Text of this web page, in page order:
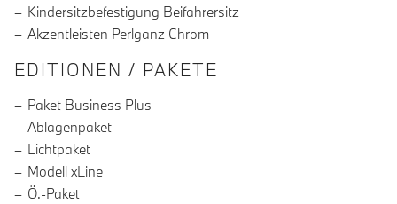
Kindersitzbefestigung Beifahrersitz
Akzentleisten Perlganz Chrom
EDITIONEN / PAKETE
Paket Business Plus
Ablagenpaket
Lichtpaket
Modell xLine
Ö.-Paket